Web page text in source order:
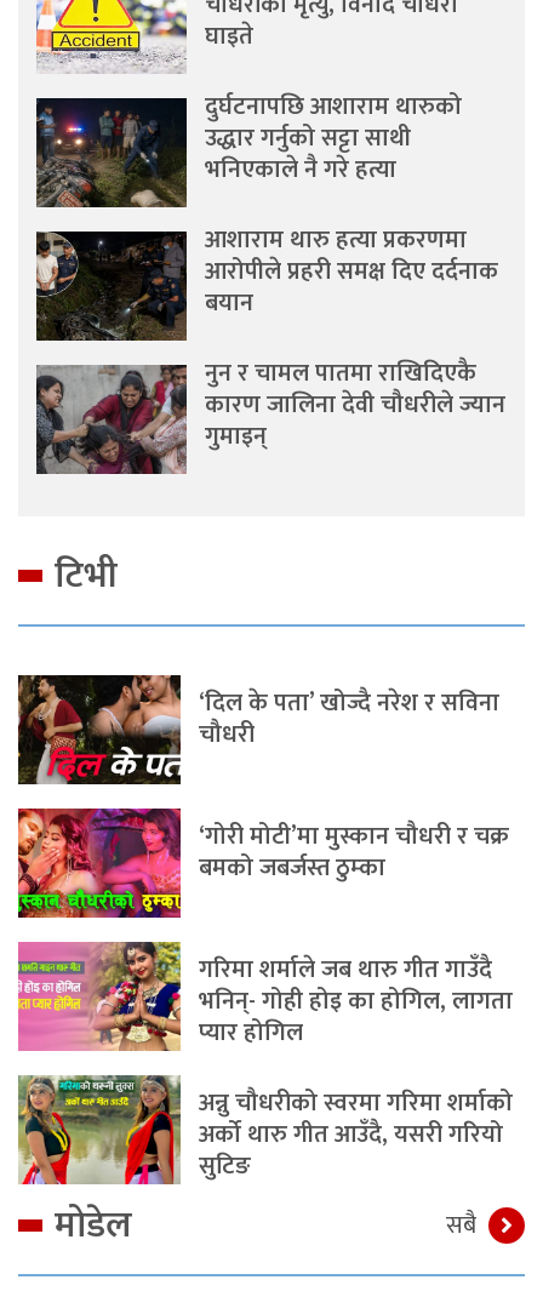
घाइते
दुर्घटनापछि आशाराम थारुको
उद्धार गर्नुको सट्टा साथी
भनिएकाले नै गरे हत्या
आशाराम थारु हत्या प्रकरणमा
आरोपीले प्रहरी समक्ष दिए दर्दनाक
बयान
नुन र चामल पातमा राखिदिएकै
कारण जालिना देवी चौधरीले ज्यान
गुमाइन्
टिभी
‘दिल के पता’ खोज्दै नरेश र सविना
चौधरी
‘गोरी मोटी’मा मुस्कान चौधरी र चक्र
बमको जबर्जस्त ठुम्का
गरिमा शर्माले जब थारु गीत गाउँदै
भनिन्- गोही होइ का होगिल, लागता
प्यार होगिल
अन्नु चौधरीको स्वरमा गरिमा शर्माको
अर्को थारु गीत आउँदै, यसरी गरियो
सुटिङ
मोडेल सबै